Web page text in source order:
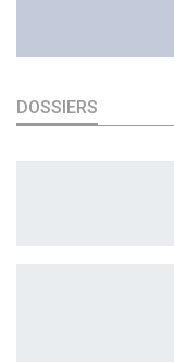
DOSSIERS